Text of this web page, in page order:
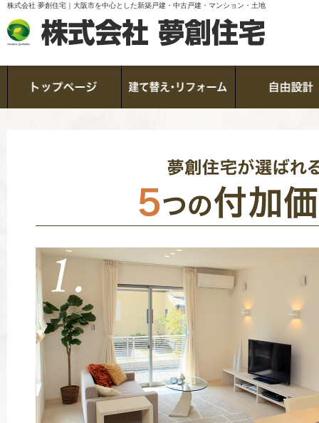
株式会社 夢創住宅｜大阪市を中心とした新築戸建・中古戸建・マンション・土地